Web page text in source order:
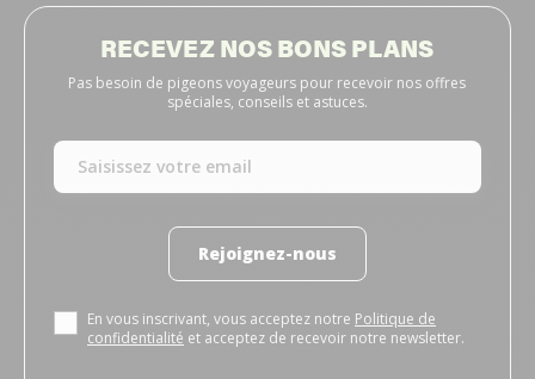
RECEVEZ NOS BONS PLANS
Pas besoin de pigeons voyageurs pour recevoir nos offres
spéciales, conseils et astuces.
Rejoignez-nous
En vous inscrivant, vous acceptez notre Politique de
confidentialité et acceptez de recevoir notre newsletter.